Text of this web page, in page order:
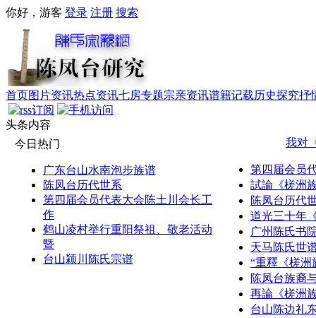
你好，游客 登录 注册 搜索
首页图片资讯热点资讯七房专题宗亲资讯谱籍记载历史探究抒
头条内容
今日热门
广东台山水南泡步族谱
陈凤台历代世系
第四届会员代表大会陈土川会长工
作
鹤山凌村举行重阳祭祖、敬老活动
暨
台山颍川陈氏宗谱
我对
第四届会员
試論《槎洲
陈凤台历代
道光三十年
广州陈氏书
天马陈氏世
“重釋《槎洲
陈凤台族裔
再論《槎洲
台山陈边礼